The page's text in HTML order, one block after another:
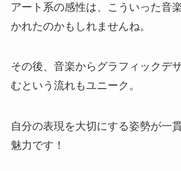
アート系の感性は、こういった音
かれたのかもしれませんね。
その後、音楽からグラフィックデ
むという流れもユニーク。
自分の表現を大切にする姿勢が一
魅力です！